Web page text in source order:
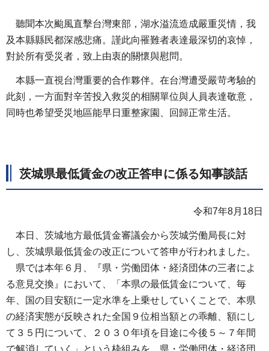
聽聞本次颱風直擊台灣東部，湖水溢流造成嚴重災情，我
及本縣縣民都深感悲痛。謹此向罹難者表達最深切的哀悼，
對於所有受災者，致上由衷的關懷與慰問。
本縣一直視台灣重要的合作夥伴。在台灣遭受嚴苛考驗的
此刻，一方面對辛苦投入救災的相關單位與人員表達敬意，
同時也希望受災地區能早日重整家園、回歸正常生活。
茨城県最低賃金の改正答申に係る知事談話
令和7年8月18日
本日、茨城地方最低賃金審議会から茨城労働局長に対
し、茨城県最低賃金の改正について答申が行われました。
県では本年６月、『県・労働団体・経済団体の三者によ
る意見交換』において、「本県の最低賃金について、毎
年、国の目安額に一定水準を上乗せしていくことで、本県
の経済実態が反映された全国９位相当額との乖離、額にし
て３５円について、２０３０年頃を目途に今後５～７年間